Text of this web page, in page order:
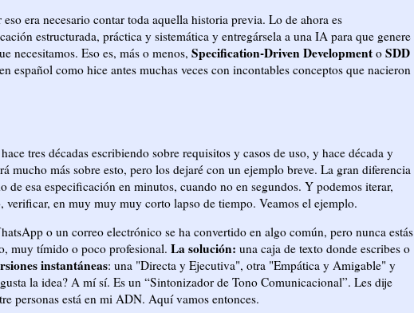
era necesario contar toda aquella historia previa. Lo de ahora es
estructurada, práctica y sistemática y entregársela a una IA para que genere
necesitamos. Eso es, más o menos, Specification-Driven Development o SDD
español como hice antes muchas veces con incontables conceptos que nacieron
tres décadas escribiendo sobre requisitos y casos de uso, y hace década y
mucho más sobre esto, pero los dejaré con un ejemplo breve. La gran diferencia
de esa especificación en minutos, cuando no en segundos. Y podemos iterar,
verificar, en muy muy muy corto lapso de tiempo. Veamos el ejemplo.
o un correo electrónico se ha convertido en algo común, pero nunca estás
muy tímido o poco profesional. La solución: una caja de texto donde escribes o
instantáneas: una "Directa y Ejecutiva", otra "Empática y Amigable" y
la idea? A mí sí. Es un “Sintonizador de Tono Comunicacional”. Les dije
personas está en mi ADN. Aquí vamos entonces.